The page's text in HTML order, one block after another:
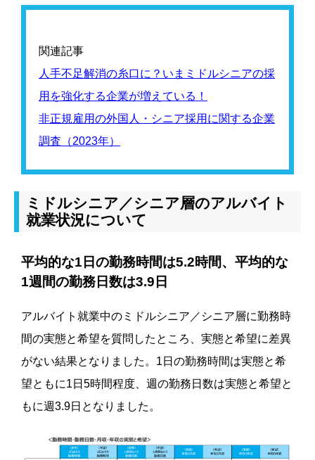
関連記事
人手不足解消の糸口に？いまミドルシニアの採
用を強化する企業が増えている！
非正規雇用の外国人・シニア採用に関する企業
調査（2023年）
ミドルシニア／シニア層のアルバイト
就業状況について
平均的な1日の勤務時間は5.2時間、平均的な
1週間の勤務日数は3.9日
アルバイト就業中のミドルシニア／シニア層に勤務時
間の実態と希望を質問したところ、実態と希望に差異
がない結果となりました。1日の勤務時間は実態と希
望ともに1日5時間程度、週の勤務日数は実態と希望と
もに週3.9日となりました。